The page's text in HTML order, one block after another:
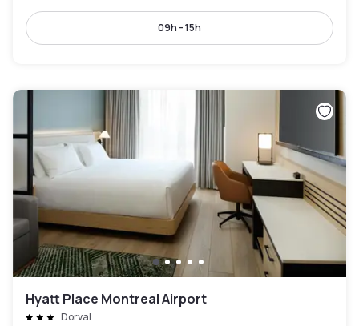
09h - 15h
Hyatt Place Montreal Airport
Dorval